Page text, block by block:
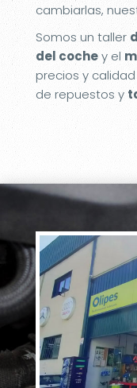
cambiarlas,
Somos un taller
del cochey el
precios y
de repuestos y